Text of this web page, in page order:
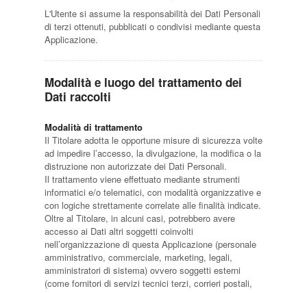
L'Utente si assume la responsabilità dei Dati Personali
di terzi ottenuti, pubblicati o condivisi mediante questa
Applicazione.
Modalità e luogo del trattamento dei
Dati raccolti
Modalità di trattamento
Il Titolare adotta le opportune misure di sicurezza volte
ad impedire l’accesso, la divulgazione, la modifica o la
distruzione non autorizzate dei Dati Personali.
Il trattamento viene effettuato mediante strumenti
informatici e/o telematici, con modalità organizzative e
con logiche strettamente correlate alle finalità indicate.
Oltre al Titolare, in alcuni casi, potrebbero avere
accesso ai Dati altri soggetti coinvolti
nell’organizzazione di questa Applicazione (personale
amministrativo, commerciale, marketing, legali,
amministratori di sistema) ovvero soggetti esterni
(come fornitori di servizi tecnici terzi, corrieri postali,